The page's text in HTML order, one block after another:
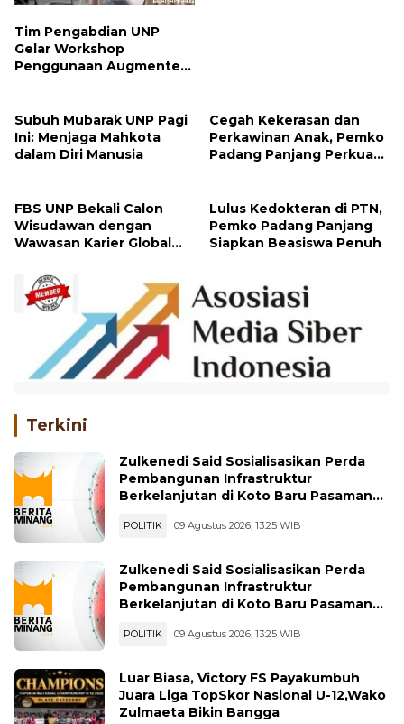
Tim Pengabdian UNP
Gelar Workshop
Penggunaan Augmented
Reality ke Guru Kimia SMA
di Padang Pariaman
Ini: Menjaga Mahkota
dalam Diri Manusia
Perkawinan Anak, Pemko
Padang Panjang Perkuat
Peran Keluarga
Wisudawan dengan
Wawasan Karier Global
dan Kewirausahaan
Pemko Padang Panjang
Siapkan Beasiswa Penuh
Pembangunan Infrastruktur
Berkelanjutan di Koto Baru Pasaman
Bar
POLITIK 09 Agustus 2026, 13:25 WIB
Pembangunan Infrastruktur
Berkelanjutan di Koto Baru Pasaman
Bar
POLITIK 09 Agustus 2026, 13:25 WIB
Juara Liga TopSkor Nasional U-12,Wako
Zulmaeta Bikin Bangga
OLAHRAGA 09 Agustus 2026, 08:15 WIB